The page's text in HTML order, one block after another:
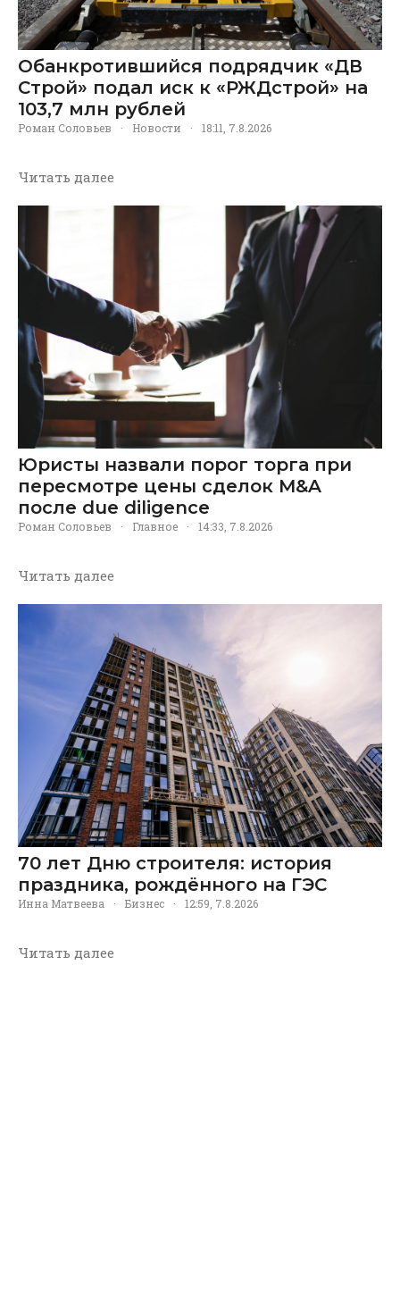
Обанкротившийся подрядчик «ДВ
Строй» подал иск к «РЖДстрой» на
103,7 млн рублей
Роман Соловьев · Новости · 18:11, 7.8.2026
Читать далее
Юристы назвали порог торга при
пересмотре цены сделок M&A
после due diligence
Роман Соловьев · Главное · 14:33, 7.8.2026
Читать далее
70 лет Дню строителя: история
праздника, рождённого на ГЭС
Инна Матвеева · Бизнес · 12:59, 7.8.2026
Читать далее